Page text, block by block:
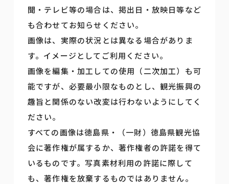
聞・テレビ等の場合は、掲出日・放映日等など
も合わせてお知らせください。
画像は、実際の状況とは異なる場合がありま
す。イメージとしてご利用ください。
画像を編集・加工しての使用（二次加工）も可
能ですが、必要最小限なものとし、観光振興の
趣旨と関係のない改変は行わないようにしてく
ださい。
すべての画像は徳島県・（一財）徳島県観光協
会に著作権が属するか、著作権者の許諾を得て
いるものです。写真素材利用の許諾に際して
も、著作権を放棄するものではありません。